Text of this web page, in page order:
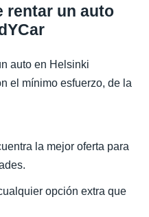
rentar un auto
auto en Helsinki
el mínimo esfuerzo, de la
la mejor oferta para
opción extra que